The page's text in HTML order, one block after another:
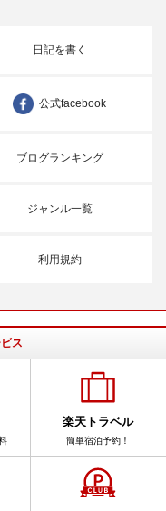
日記を書く
公式facebook
ブログランキング
ジャンル一覧
利用規約
ス
楽天トラベル
簡単宿泊予約！